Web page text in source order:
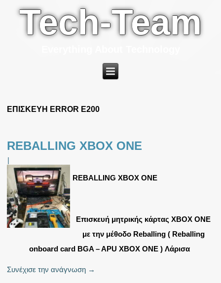
Tech-Team
ΕΠΙΣΚΕΥΗ ERROR E200
REBALLING XBOX ONE
|
REBALLING XBOX ONE
Επισκευή μητρικής κάρτας XBOX ONE
με την μέθοδο Reballing ( Reballing
onboard card BGA – APU XBOX ONE ) Λάρισα
Συνέχισε την ανάγνωση →